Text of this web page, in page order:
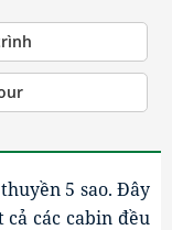
5 sao. Đây
các cabin đều